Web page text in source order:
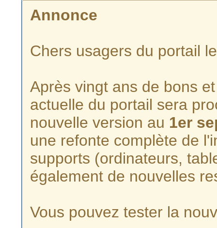
Annonce
Chers usagers du portail
Après vingt ans de bons
actuelle du portail sera
nouvelle version au 1er
une refonte complète de
supports (ordinateurs,
également de nouvelles
Vous pouvez tester la